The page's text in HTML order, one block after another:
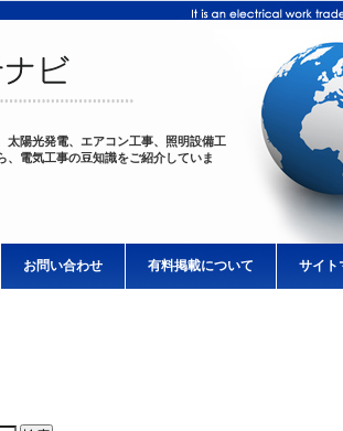
太陽光発電、エアコン工事、照明設備工
電気工事の豆知識をご紹介していま
お問い合わせ 有料掲載について サイト